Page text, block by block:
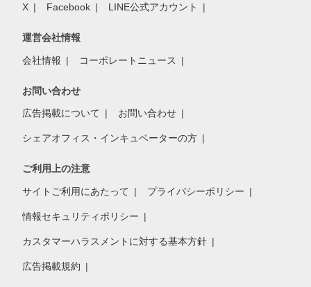
X Facebook LINE公式アカウント
運営会社情報
会社情報 コーポレートニュース
お問い合わせ
広告掲載について お問い合わせ
シェアオフィス・インキュベーターの方
ご利用上の注意
サイトご利用にあたって プライバシーポリシー
情報セキュリティポリシー
カスタマーハラスメントに対する基本方針
広告掲載規約